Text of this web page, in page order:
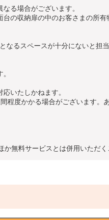
る場合がございます。
の収納扉の中のお客さまの所
なるスペースが十分にないと担
いたしかねます。
度かかる場合がございます。
無料サービスとは併用いただく